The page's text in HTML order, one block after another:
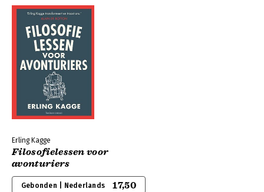
Erling Kagge
Filosofielessen voor
avonturiers
Gebonden | Nederlands 17,50